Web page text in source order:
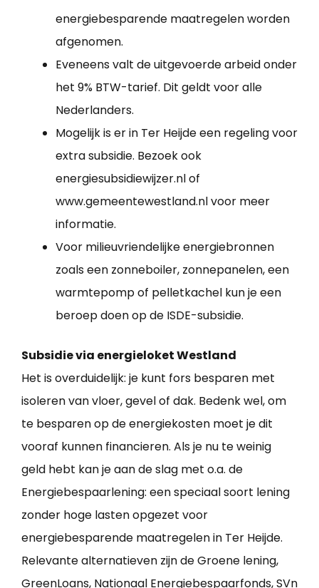
energiebesparende maatregelen worden
afgenomen.
Eveneens valt de uitgevoerde arbeid onder
het 9% BTW-tarief. Dit geldt voor alle
Nederlanders.
Mogelijk is er in Ter Heijde een regeling voor
extra subsidie. Bezoek ook
energiesubsidiewijzer.nl of
www.gemeentewestland.nl voor meer
informatie.
Voor milieuvriendelijke energiebronnen
zoals een zonneboiler, zonnepanelen, een
warmtepomp of pelletkachel kun je een
beroep doen op de ISDE-subsidie.
Subsidie via energieloket Westland
Het is overduidelijk: je kunt fors besparen met
isoleren van vloer, gevel of dak. Bedenk wel, om
te besparen op de energiekosten moet je dit
vooraf kunnen financieren. Als je nu te weinig
geld hebt kan je aan de slag met o.a. de
Energiebespaarlening: een speciaal soort lening
zonder hoge lasten opgezet voor
energiebesparende maatregelen in Ter Heijde.
Relevante alternatieven zijn de Groene lening,
GreenLoans, Nationaal Energiebespaarfonds, SVn